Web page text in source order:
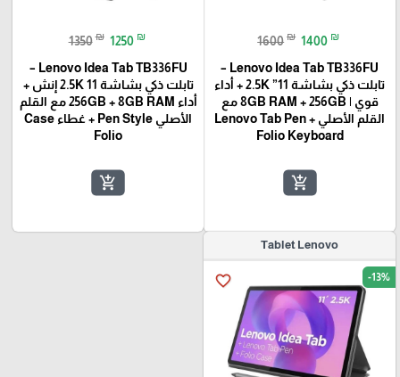
1600 1400
Lenovo Idea Tab TB336FU –
تابلت ذكي بشاشة 11” 2.5K + أداء
قوي | 8GB RAM + 256GB مع
القلم الأصلي Lenovo Tab Pen +
Folio Keyboard
add_shopping_cart
1350 1250
تابلت ذكي بشاشة 2.5K 11 إنش +
أداء 256GB + 8GB RAM مع القلم
add_shopping_cart
favorite_border -13%